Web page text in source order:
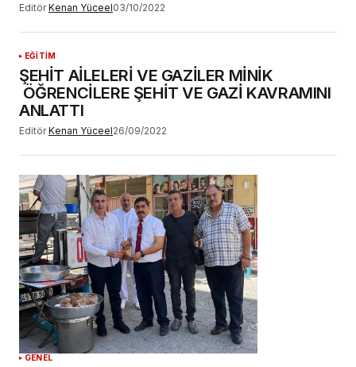
Editör Kenan Yüceel03/10/2022
EĞİTİM
ŞEHİT AİLELERİ VE GAZİLER MİNİK
ÖĞRENCİLERE ŞEHİT VE GAZİ KAVRAMINI
ANLATTI
Editör Kenan Yüceel26/09/2022
GENEL